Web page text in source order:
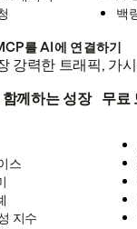
백
를 AI에 연결하기
강력한 트래픽, 가
께하는 성장
스
지수
무료